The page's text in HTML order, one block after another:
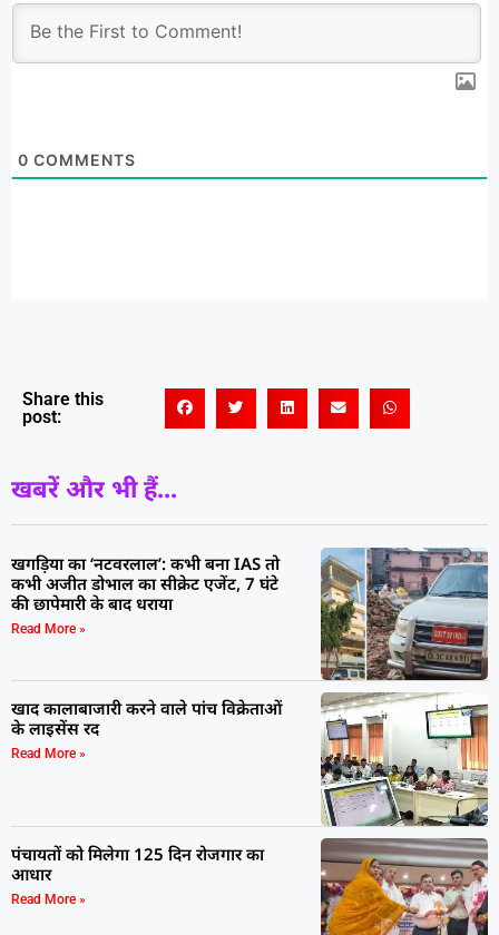
0 COMMENTS
Share this
post:
खबरें और भी हैं...
खगड़िया का ‘नटवरलाल’: कभी बना IAS तो
कभी अजीत डोभाल का सीक्रेट एजेंट, 7 घंटे
की छापेमारी के बाद धराया
Read More »
खाद कालाबाजारी करने वाले पांच विक्रेताओं
के लाइसेंस रद
Read More »
पंचायतों को मिलेगा 125 दिन रोजगार का
आधार
Read More »